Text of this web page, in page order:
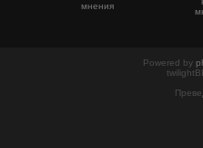
Powered by